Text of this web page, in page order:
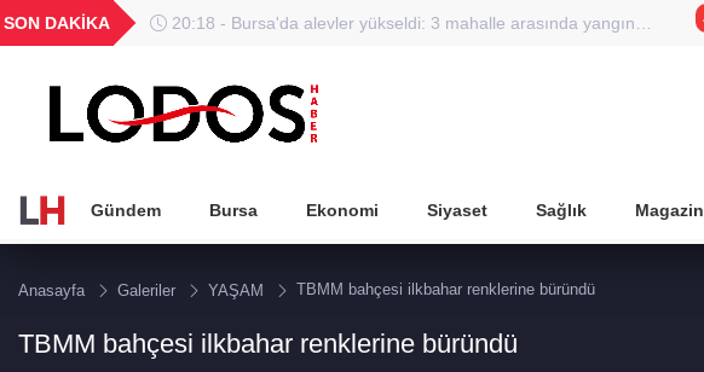
SON DAKİKA
20:18 - Bursa'da alevler yükseldi: 3 mahalle arasında yangın
GEL
18,2677
16,3788
27,9743
0,0018
6.660,55
Gündem Bursa Ekonomi Siyaset Sağlık Magazin
Anasayfa Galeriler YAŞAM TBMM bahçesi ilkbahar renklerine büründü
TBMM bahçesi ilkbahar renklerine büründü